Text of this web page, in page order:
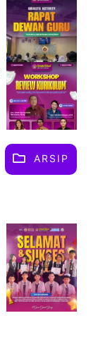
ARSIP